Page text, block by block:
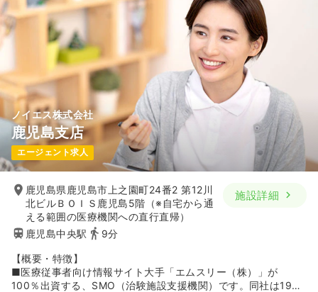
ノイエス株式会社
鹿児島支店
エージェント求人
鹿児島県鹿児島市上之園町24番2 第12川
北ビルＢＯＩＳ鹿児島5階（※自宅から通
える範囲の医療機関への直行直帰）
鹿児島中央駅
9分
施設詳細
【概要・特徴】
■医療従事者向け情報サイト大手「エムスリー（株）」が
100％出資する、SMO（治験施設支援機関）です。同社は1996